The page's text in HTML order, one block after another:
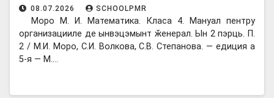
08.07.2026 SCHOOLPMR
Моро М. И. Математика. Класа 4. Мануал пентру
организацииле де ынвэцэмынт ӂенерал. Ын 2 пэрць. П.
2 / М.И. Моро, С.И. Волкова, С.В. Степанова. — едиция а
5-я — М.…